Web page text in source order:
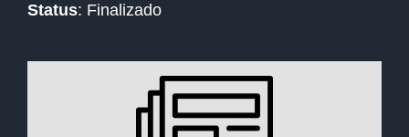
Status: Finalizado